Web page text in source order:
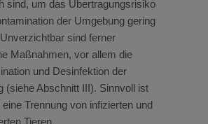
sind, um das Übertragungsrisiko
der Umgebung gering
sind ferner
Maßnahmen, vor allem die
und Desinfektion der
(siehe Abschnitt III). Sinnvoll ist
Trennung von infizierten und
Tieren.